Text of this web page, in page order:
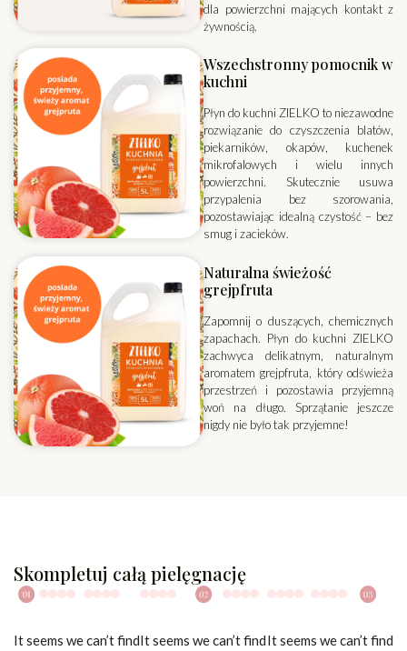
dla powierzchni mających kontakt z
żywnością.
Wszechstronny pomocnik w
kuchni
Płyn do kuchni ZIELKO to niezawodne
rozwiązanie do czyszczenia blatów,
piekarników, okapów, kuchenek
mikrofalowych i wielu innych
powierzchni. Skutecznie usuwa
przypalenia bez szorowania,
pozostawiając idealną czystość – bez
smug i zacieków.
Naturalna świeżość
grejpfruta
Zapomnij o duszących, chemicznych
zapachach. Płyn do kuchni ZIELKO
zachwyca delikatnym, naturalnym
aromatem grejpfruta, który odświeża
przestrzeń i pozostawia przyjemną
woń na długo. Sprzątanie jeszcze
nigdy nie było tak przyjemne!
Skompletuj całą pielęgnację
It seems we can’t findIt seems we can’t findIt seems we can’t find